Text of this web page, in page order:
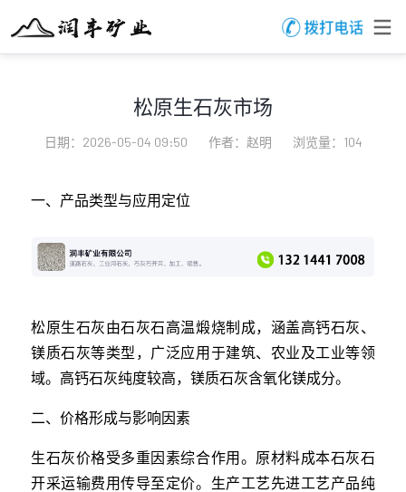
松原生石灰市场
日期：2026-05-04 09:50 作者：赵明 浏览量：104
一、产品类型与应用定位
松原生石灰由石灰石高温煅烧制成，涵盖高钙石灰、
镁质石灰等类型，广泛应用于建筑、农业及工业等领
域。高钙石灰纯度较高，镁质石灰含氧化镁成分。
二、价格形成与影响因素
生石灰价格受多重因素综合作用。原材料成本石灰石
开采运输费用传导至定价。生产工艺先进工艺产品纯